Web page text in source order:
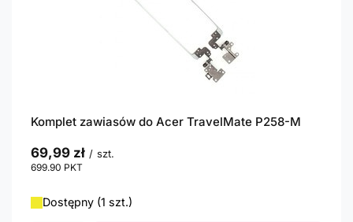
Komplet zawiasów do Acer TravelMate P258-M
69,99 zł / szt.
699.90 PKT
Dostępny (1 szt.)